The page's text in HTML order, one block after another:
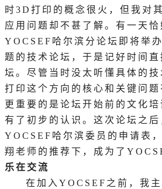
时3D打印的概念很火，但我对
应用问题却不甚了解。有一天恰
YOCSEF哈尔滨分论坛即将举
题的技术论坛，于是记好时间
坛。尽管当时没太听懂具体的
打印这个方向的核心和关键问题
更重要的是论坛开始前的文化
有了初步的认识。这次论坛之后
YOCSEF哈尔滨委员的申请表
翔老师的推荐下，成为了
乐在交流
在加入 YOCSEF之前，我